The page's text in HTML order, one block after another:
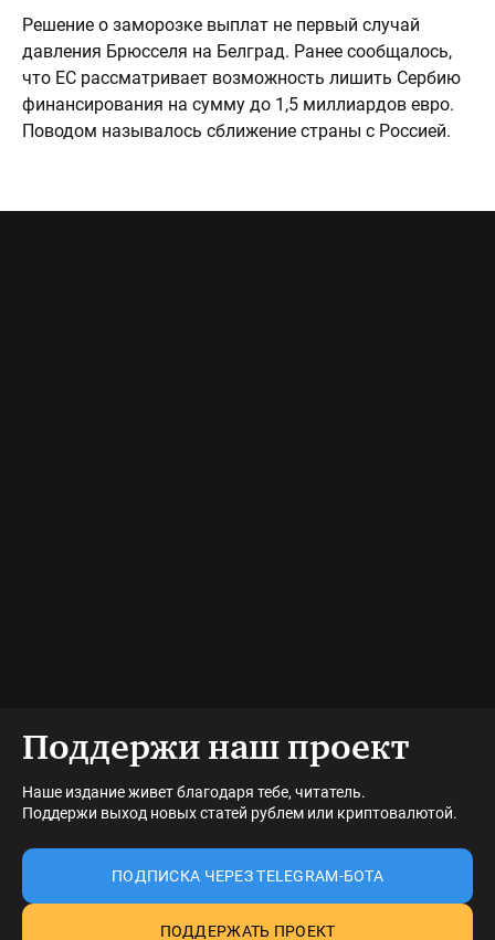
Решение о заморозке выплат не первый случай
давления Брюсселя на Белград. Ранее сообщалось,
что ЕС рассматривает возможность лишить Сербию
финансирования на сумму до 1,5 миллиардов евро.
Поводом называлось сближение страны с Россией.
Поддержи наш проект
Наше издание живет благодаря тебе, читатель.
Поддержи выход новых статей рублем или криптовалютой.
ПОДПИСКА ЧЕРЕЗ TELEGRAM-БОТА
ПОДДЕРЖАТЬ ПРОЕКТ